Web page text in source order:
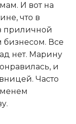
И вот на
что в
приличной
бизнесом. Все
нет. Марину
и
Часто